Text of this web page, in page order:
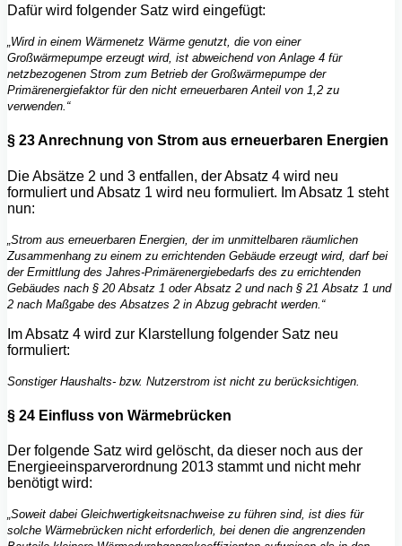
Dafür wird folgender Satz wird eingefügt:
„Wird in einem Wärmenetz Wärme genutzt, die von einer
Großwärmepumpe erzeugt wird, ist abweichend von Anlage 4 für
netzbezogenen Strom zum Betrieb der Großwärmepumpe der
Primärenergiefaktor für den nicht erneuerbaren Anteil von 1,2 zu
verwenden.“
§ 23 Anrechnung von Strom aus erneuerbaren Energien
Die Absätze 2 und 3 entfallen, der Absatz 4 wird neu
formuliert und Absatz 1 wird neu formuliert. Im Absatz 1 steht
nun:
„Strom aus erneuerbaren Energien, der im unmittelbaren räumlichen
Zusammenhang zu einem zu errichtenden Gebäude erzeugt wird, darf bei
der Ermittlung des Jahres-Primärenergiebedarfs des zu errichtenden
Gebäudes nach § 20 Absatz 1 oder Absatz 2 und nach § 21 Absatz 1 und
2 nach Maßgabe des Absatzes 2 in Abzug gebracht werden.“
Im Absatz 4 wird zur Klarstellung folgender Satz neu
formuliert:
Sonstiger Haushalts- bzw. Nutzerstrom ist nicht zu berücksichtigen.
§ 24 Einfluss von Wärmebrücken
Der folgende Satz wird gelöscht, da dieser noch aus der
Energieeinsparverordnung 2013 stammt und nicht mehr
benötigt wird:
„Soweit dabei Gleichwertigkeitsnachweise zu führen sind, ist dies für
solche Wärmebrücken nicht erforderlich, bei denen die angrenzenden